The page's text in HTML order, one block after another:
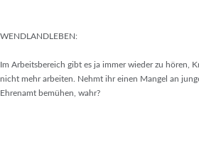
WENDLANDLEBEN:
Im Arbeitsbereich gibt es ja immer wieder zu hören,
nicht mehr arbeiten. Nehmt ihr einen Mangel an
Ehrenamt bemühen, wahr?